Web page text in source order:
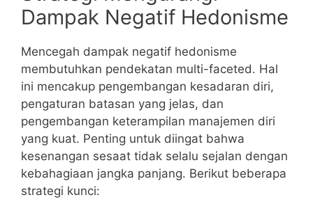
Dampak Negatif Hedonisme
Mencegah dampak negatif hedonisme
membutuhkan pendekatan multi-faceted. Hal
ini mencakup pengembangan kesadaran diri,
pengaturan batasan yang jelas, dan
pengembangan keterampilan manajemen diri
yang kuat. Penting untuk diingat bahwa
kesenangan sesaat tidak selalu sejalan dengan
kebahagiaan jangka panjang. Berikut beberapa
strategi kunci: